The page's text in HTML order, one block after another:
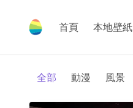
首頁 本地壁紙
全部 動漫 風景